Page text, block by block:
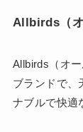
Allbirds（オ
Allbirds（オ
ブランドで、
ナブルで快適